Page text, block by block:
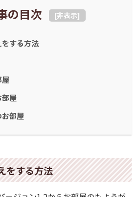
の目次 [非表示]
する方法
屋
部屋
部屋
をする方法